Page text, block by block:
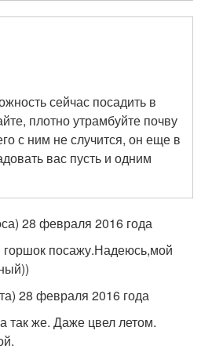
сейчас посадить в
плотно утрамбуйте почву
с ним не случится, он еще в
вас пусть и одним
28 февраля 2016 года
посажу.Надеюсь,мой
28 февраля 2016 года
так же. Даже цвел летом.